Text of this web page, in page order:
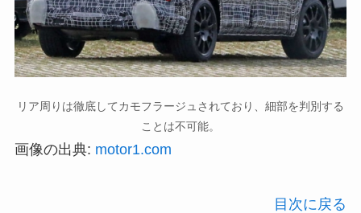
リア周りは徹底してカモフラージュされており、細部を判別する
ことは不可能。
画像の出典: motor1.com
目次に戻る